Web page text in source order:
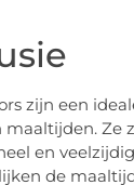
zijn een
maaltijden. Ze
en
de